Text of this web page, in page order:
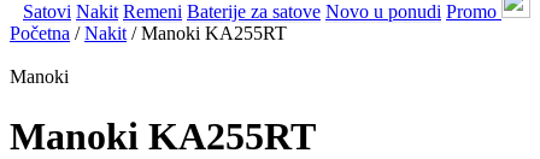
Satovi Nakit Remeni Baterije za satove Novo u ponudi Promo
Početna /Nakit / Manoki KA255RT
Manoki
Manoki KA255RT